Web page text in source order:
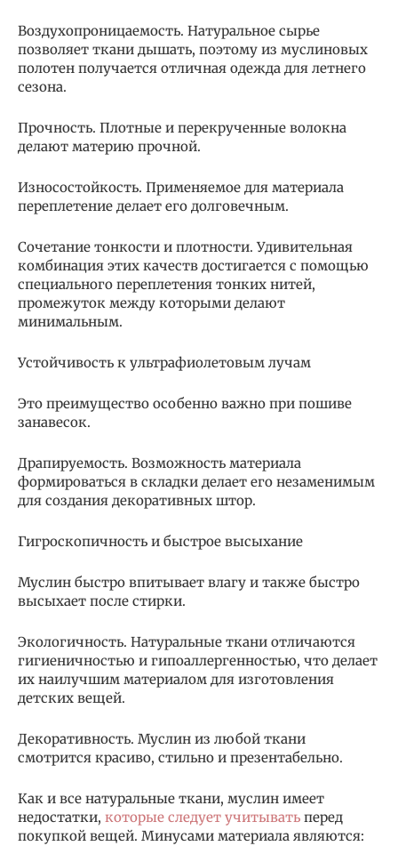
Воздухопроницаемость. Натуральное сырье
позволяет ткани дышать, поэтому из муслиновых
полотен получается отличная одежда для летнего
сезона.
Прочность. Плотные и перекрученные волокна
делают материю прочной.
Износостойкость. Применяемое для материала
переплетение делает его долговечным.
Сочетание тонкости и плотности. Удивительная
комбинация этих качеств достигается с помощью
специального переплетения тонких нитей,
промежуток между которыми делают
минимальным.
Устойчивость к ультрафиолетовым лучам
Это преимущество особенно важно при пошиве
занавесок.
Драпируемость. Возможность материала
формироваться в складки делает его незаменимым
для создания декоративных штор.
Гигроскопичность и быстрое высыхание
Муслин быстро впитывает влагу и также быстро
высыхает после стирки.
Экологичность. Натуральные ткани отличаются
гигиеничностью и гипоаллергенностью, что делает
их наилучшим материалом для изготовления
детских вещей.
Декоративность. Муслин из любой ткани
смотрится красиво, стильно и презентабельно.
Как и все натуральные ткани, муслин имеет
недостатки, которые следует учитывать перед
покупкой вещей. Минусами материала являются: